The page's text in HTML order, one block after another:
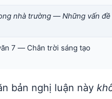
nhà trường — Những vấn
7 — Chân trời sáng tạo
bản nghị luận này